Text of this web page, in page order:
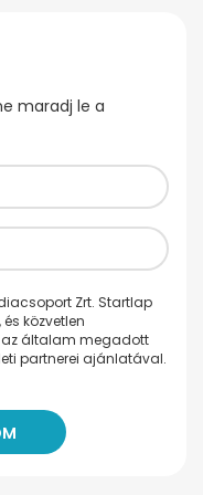
maradj le a
Zrt. Startlap
közvetlen
az általam megadott
partnerei ajánlatával.